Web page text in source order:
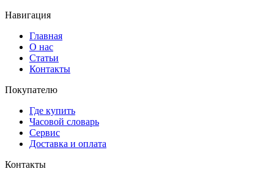
Навигация
Главная
О нас
Статьи
Контакты
Покупателю
Где купить
Часовой словарь
Сервис
Доставка и оплата
Контакты